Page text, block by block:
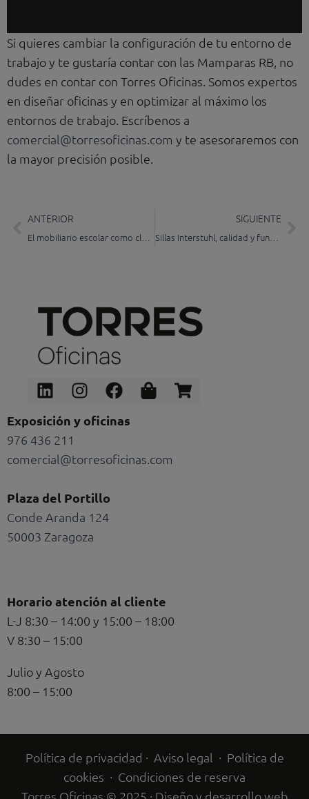
Si quieres cambiar la configuración de tu entorno de
trabajo y te gustaría contar con las Mamparas RB, no
dudes en contar con Torres Oficinas. Somos expertos
en diseñar oficinas y en optimizar al máximo los
entornos de trabajo. Escríbenos a
comercial@torresoficinas.com y te asesoraremos con
la mayor precisión posible.
ANTERIOR SIGUIENTE
Sillas Interstuhl, calidad y funcionalidad
LinkedinInstagram
Facebook
Shopping-
bag
Shopping-
cart
Exposición y oficinas
976 436 211
comercial@torresoficinas.com
Plaza del Portillo
Conde Aranda 124
50003 Zaragoza
Horario atención al cliente
L-J 8:30 – 14:00 y 15:00 – 18:00
V 8:30 – 15:00
Julio y Agosto
8:00 – 15:00
Política de privacidad · Aviso legal · Política de
cookies · Condiciones de reserva